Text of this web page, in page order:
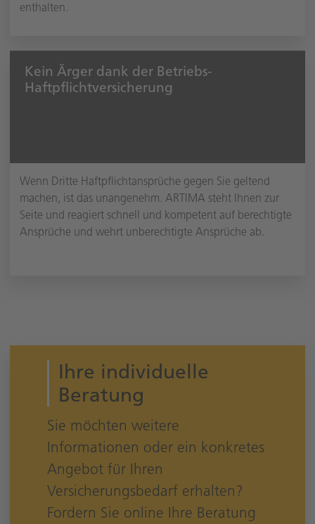
enthalten.
Kein Ärger dank der Betriebs-
Haftpflichtversicherung
Wenn Dritte Haftpflichtansprüche gegen Sie geltend
machen, ist das unangenehm. ARTIMA steht Ihnen zur
Seite und reagiert schnell und kompetent auf berechtigte
Ansprüche und wehrt unberechtigte Ansprüche ab.
Ihre individuelle
Beratung
Sie möchten weitere
Informationen oder ein konkretes
Angebot für Ihren
Versicherungsbedarf erhalten?
Fordern Sie online Ihre Beratung